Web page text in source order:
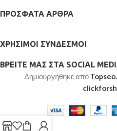
ΠΡΌΣΦΑΤΑ ΆΡΘΡΑ
ΧΡΉΣΙΜΟΙ ΣΎΝΔΕΣΜΟΙ
ΒΡΕΊΤΕ ΜΑΣ ΣΤΑ SOCIAL
Δημιουργήθηκε από